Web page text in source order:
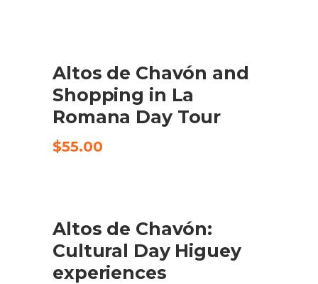
CHECK AVAILABILITY
Altos de Chavón and
Shopping in La
Romana Day Tour
$55.00
CHECK AVAILABILITY
Altos de Chavón:
Cultural Day Higuey
experiences